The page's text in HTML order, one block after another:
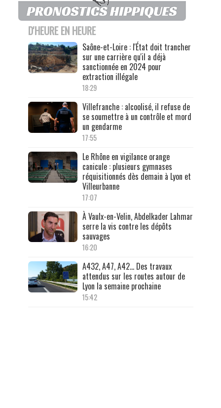
D'HEURE EN HEURE
Saône-et-Loire : l'État doit trancher
sur une carrière qu'il a déjà
sanctionnée en 2024 pour
extraction illégale
18:29
Villefranche : alcoolisé, il refuse de
se soumettre à un contrôle et mord
un gendarme
17:55
Le Rhône en vigilance orange
canicule : plusieurs gymnases
réquisitionnés dès demain à Lyon et
Villeurbanne
17:07
À Vaulx-en-Velin, Abdelkader Lahmar
serre la vis contre les dépôts
sauvages
16:20
A432, A47, A42… Des travaux
attendus sur les routes autour de
Lyon la semaine prochaine
15:42